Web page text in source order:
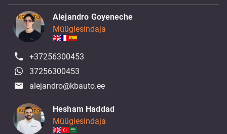
Alejandro Goyeneche
Müügiesindaja
+37256300453
37256300453
alejandro@kbauto.ee
Hesham Haddad
Müügiesindaja